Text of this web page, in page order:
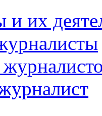
их